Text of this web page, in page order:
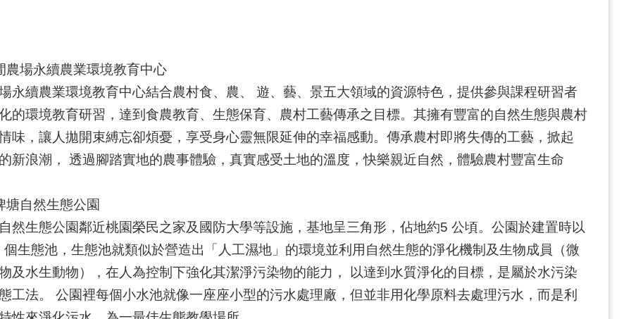
農場永續農業環境教育中心
永續農業環境教育中心結合農村食、農、 遊、藝、景五大領域的資源特色，提供參與課程研習者
的環境教育研習，達到食農教育、生態保育、農村工藝傳承之目標。其擁有豐富的自然生態與農村
味，讓人拋開束縛忘卻煩憂，享受身心靈無限延伸的幸福感動。傳承農村即將失傳的工藝，掀起
新浪潮， 透過腳踏實地的農事體驗，真實感受土地的溫度，快樂親近自然，體驗農村豐富生命
塘自然生態公園
然生態公園鄰近桃園榮民之家及國防大學等設施，基地呈三角形，佔地約5 公頃。公園於建置時以
生態池，生態池就類似於營造出「人工濕地」的環境並利用自然生態的淨化機制及生物成員（微
及水生動物），在人為控制下強化其潔淨污染物的能力， 以達到水質淨化的目標，是屬於水污染
工法。 公園裡每個小水池就像一座座小型的污水處理廠，但並非用化學原料去處理污水，而是利